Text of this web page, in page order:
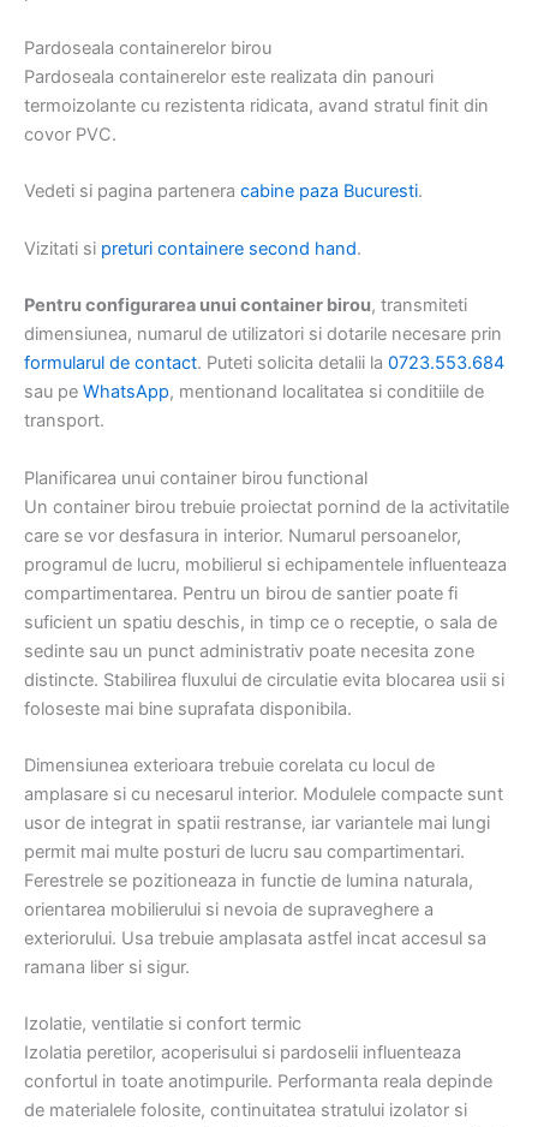
Pardoseala containerelor birou
Pardoseala containerelor este realizata din panouri
termoizolante cu rezistenta ridicata, avand stratul finit din
covor PVC.
Vedeti si pagina partenera cabine paza Bucuresti.
Vizitati si preturi containere second hand.
Pentru configurarea unui container birou, transmiteti
dimensiunea, numarul de utilizatori si dotarile necesare prin
formularul de contact. Puteti solicita detalii la 0723.553.684
sau pe WhatsApp, mentionand localitatea si conditiile de
transport.
Planificarea unui container birou functional
Un container birou trebuie proiectat pornind de la activitatile
care se vor desfasura in interior. Numarul persoanelor,
programul de lucru, mobilierul si echipamentele influenteaza
compartimentarea. Pentru un birou de santier poate fi
suficient un spatiu deschis, in timp ce o receptie, o sala de
sedinte sau un punct administrativ poate necesita zone
distincte. Stabilirea fluxului de circulatie evita blocarea usii si
foloseste mai bine suprafata disponibila.
Dimensiunea exterioara trebuie corelata cu locul de
amplasare si cu necesarul interior. Modulele compacte sunt
usor de integrat in spatii restranse, iar variantele mai lungi
permit mai multe posturi de lucru sau compartimentari.
Ferestrele se pozitioneaza in functie de lumina naturala,
orientarea mobilierului si nevoia de supraveghere a
exteriorului. Usa trebuie amplasata astfel incat accesul sa
ramana liber si sigur.
Izolatie, ventilatie si confort termic
Izolatia peretilor, acoperisului si pardoselii influenteaza
confortul in toate anotimpurile. Performanta reala depinde
de materialele folosite, continuitatea stratului izolator si